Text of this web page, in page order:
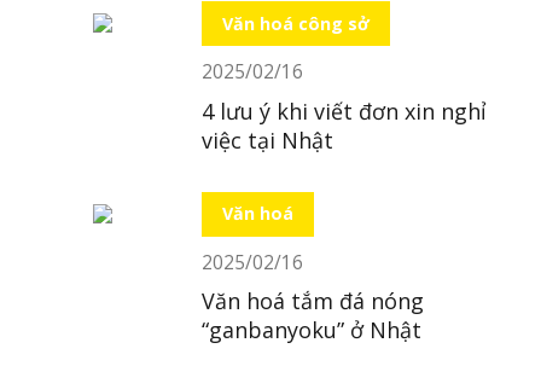
Văn hoá công sở
2025/02/16
4 lưu ý khi viết đơn xin nghỉ
việc tại Nhật
Văn hoá
2025/02/16
Văn hoá tắm đá nóng
“ganbanyoku” ở Nhật